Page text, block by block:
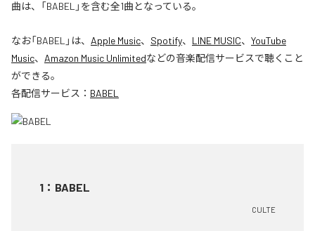
曲は、「BABEL」を含む全1曲となっている。
なお「BABEL 」は、 Apple Music、 Spotify、 LINE MUSIC、 YouTube
Music、 Amazon Music Unlimitedなどの音楽配信サービスで聴くこと
ができる。
各配信サービス： BABEL
1 ： BABEL
CULTE